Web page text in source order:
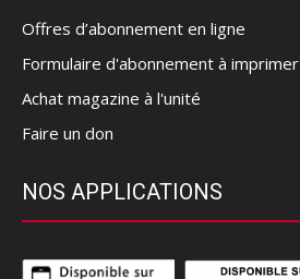
Offres d’abonnement en ligne
Formulaire d'abonnement à imprimer
Achat magazine à l'unité
Faire un don
NOS APPLICATIONS